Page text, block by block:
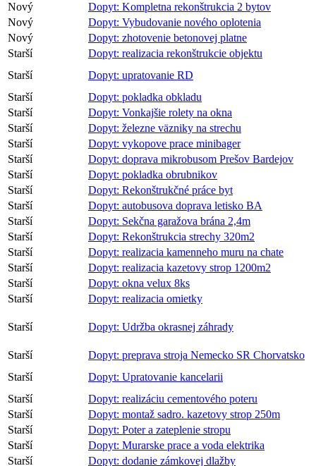
Nový
Dopyt: Kompletna rekonštrukcia 2 bytov
Nový
Dopyt: Vybudovanie nového oplotenia
Nový
Dopyt: zhotovenie betonovej platne
Starší
Dopyt: realizacia rekonštrukcie objektu
Starší
Dopyt: upratovanie RD
Starší
Dopyt: pokladka obkladu
Starší
Dopyt: Vonkajšie rolety na okna
Starší
Dopyt: železne väzniky na strechu
Starší
Dopyt: vykopove prace minibager
Starší
Dopyt: doprava mikrobusom Prešov Bardejov
Starší
Dopyt: pokladka obrubnikov
Starší
Dopyt: Rekonštrukčné práce byt
Starší
Dopyt: autobusova doprava letisko BA
Starší
Dopyt: Sekčna garažova brána 2,4m
Starší
Dopyt: Rekonštrukcia strechy 320m2
Starší
Dopyt: realizacia kamenneho muru na chate
Starší
Dopyt: realizacia kazetovy strop 1200m2
Starší
Dopyt: okna velux 8ks
Starší
Dopyt: realizacia omietky
Starší Dopyt: Udržba okrasnej záhrady
Starší
Dopyt: preprava stroja Nemecko SR Chorvatsko
Starší
Dopyt: Upratovanie kancelarii
Starší
Dopyt: realizáciu cementového poteru
Starší
Dopyt: montaž sadro. kazetovy strop 250m
Starší
Dopyt: Poter a zateplenie stropu
Starší
Dopyt: Murarske prace a voda elektrika
Starší
Dopyt: dodanie zámkovej dlažby